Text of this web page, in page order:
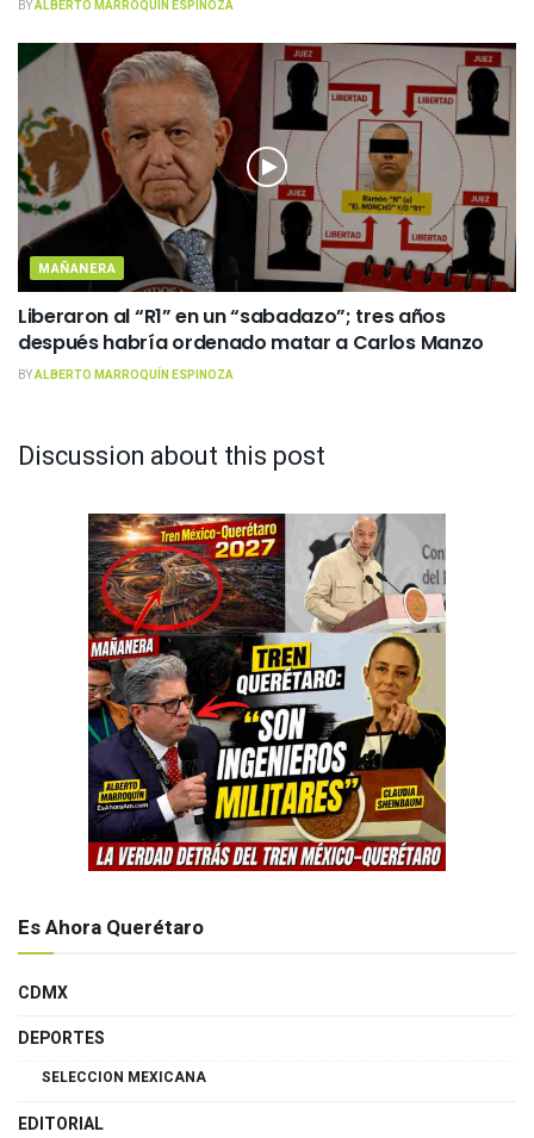
BYALBERTO MARROQUÍN ESPINOZA
MAÑANERA
Liberaron al “R1” en un “sabadazo”; tres años
después habría ordenado matar a Carlos Manzo
BYALBERTO MARROQUÍN ESPINOZA
Discussion about this post
Es Ahora Querétaro
CDMX
DEPORTES
SELECCION MEXICANA
EDITORIAL